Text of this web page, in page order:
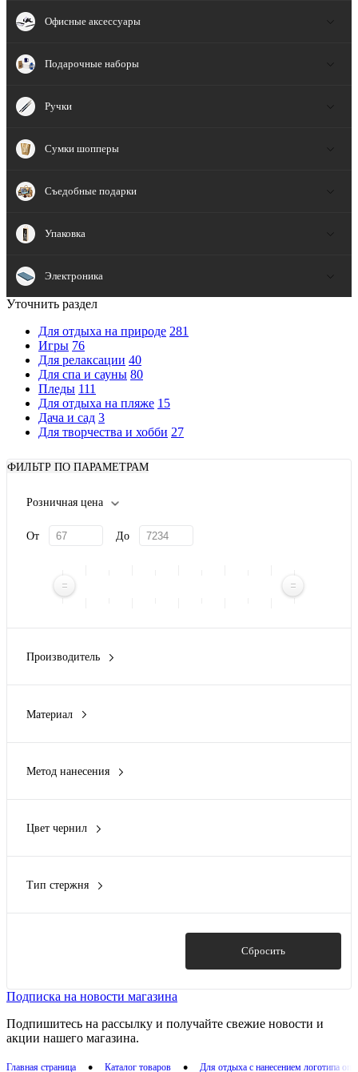
Офисные аксессуары
Подарочные наборы
Ручки
Сумки шопперы
Съедобные подарки
Упаковка
Электроника
Уточнить раздел
Для отдыха на природе 281
Игры 76
Для релаксации 40
Для спа и сауны 80
Пледы 111
Для отдыха на пляже 15
Дача и сад 3
Для творчества и хобби 27
ФИЛЬТР ПО ПАРАМЕТРАМ
Розничная цена
От До
Производитель
Lights of Moscow
Материал
бумага, грифель
Метод нанесения
Гравировка (CO2 лазер)
Цвет чернил
Тип стержня
Сбросить
Подписка на новости магазина
Подпишитесь на рассылку и получайте свежие новости и
акции нашего магазина.
Главная страница • Каталог товаров • Для отдыха с нанесением логотипа